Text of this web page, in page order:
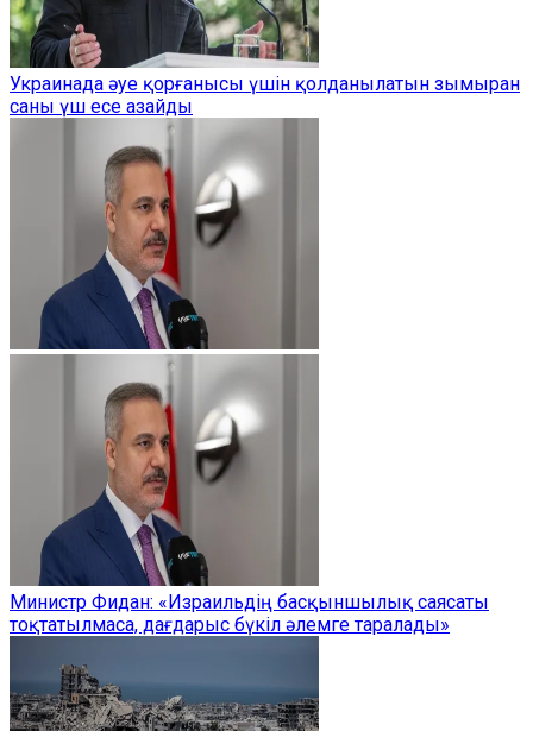
Украинада әуе қорғанысы үшін қолданылатын зымыран
саны үш есе азайды
Министр Фидан: «Израильдің басқыншылық саясаты
тоқтатылмаса, дағдарыс бүкіл әлемге таралады»